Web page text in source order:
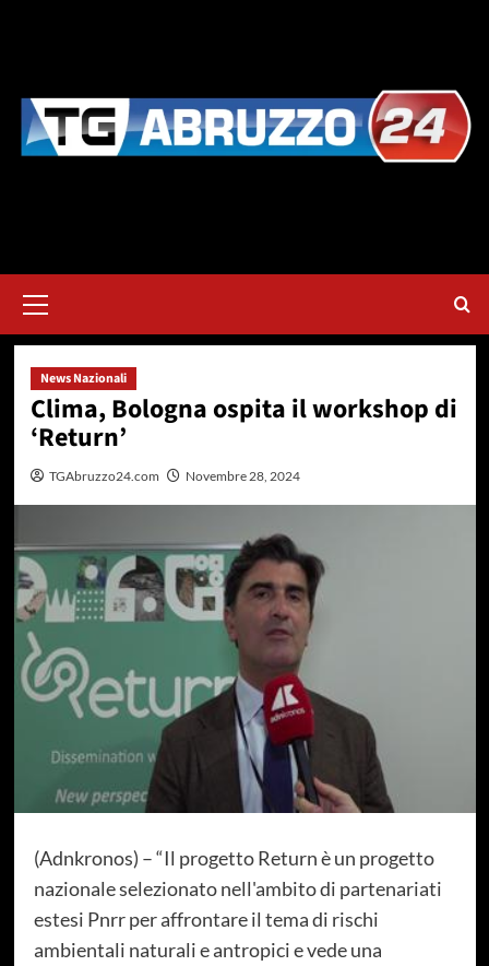
principale
News Nazionali
Clima, Bologna ospita il workshop di
‘Return’
TGAbruzzo24.com Novembre 28, 2024
(Adnkronos) – “Il progetto Return è un progetto
nazionale selezionato nell'ambito di partenariati
estesi Pnrr per affrontare il tema di rischi
ambientali naturali e antropici e vede una